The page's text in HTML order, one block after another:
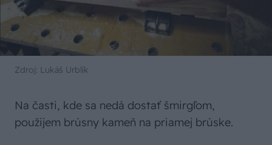
Zdroj: Lukáš Urblík
Na časti, kde sa nedá dostať šmirgľom,
použijem brúsny kameň na priamej brúske.